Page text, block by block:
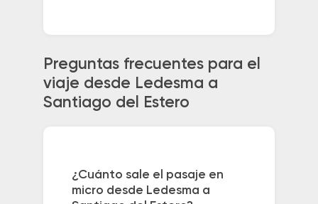
Preguntas frecuentes para el
viaje desde Ledesma a
Santiago del Estero
¿Cuánto sale el pasaje en
micro desde Ledesma a